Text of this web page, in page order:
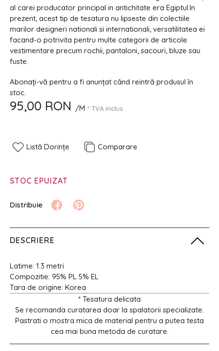
al carei producator principal in antichitate era Egiptul.In
prezent, acest tip de tesatura nu lipseste din colectiile
marilor designeri nationali si internationali, versatilitatea ei
facand-o potrivita pentru multe categorii de articole
vestimentare precum rochii, pantaloni, sacouri, bluze sau
fuste.
Abonați-vă pentru a fi anunțat când reintră produsul în
stoc.
95,00 RON /M * TVA inclus
Listă Dorințe Comparare
STOC EPUIZAT
DESCRIERE
Latime: 1.3 metri
Compozitie: 95% PL 5% EL
Tara de origine: Korea
* Tesatura delicata
Se recomanda curatarea doar la spalatorii specializate.
Pastrati o mostra mica de material pentru a putea testa
cea mai buna metoda de curatare.